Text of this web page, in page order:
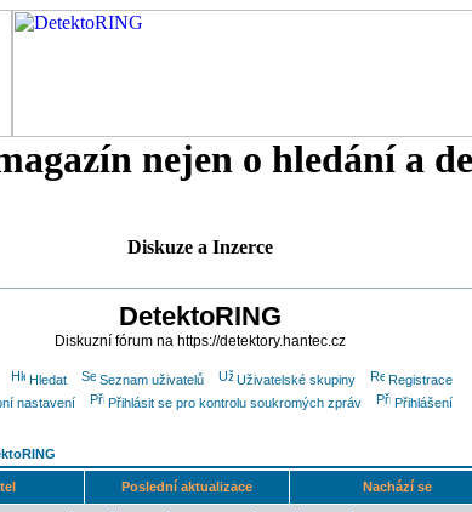
nejen o hledání a
Diskuze a Inzerce
DetektoRING
Diskuzní fórum na https://detektory.hantec.cz
Hledat Seznam uživatelů Uživatelské skupiny
Registrace
nastavení
Přihlásit se pro kontrolu soukromých zpráv Přihlášení
Poslední aktualizace Nachází se